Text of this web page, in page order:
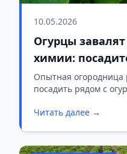
10.05.2026
Огурцы
химии:
простое
Опытная огородница
посадить рядом с
Читать далее →